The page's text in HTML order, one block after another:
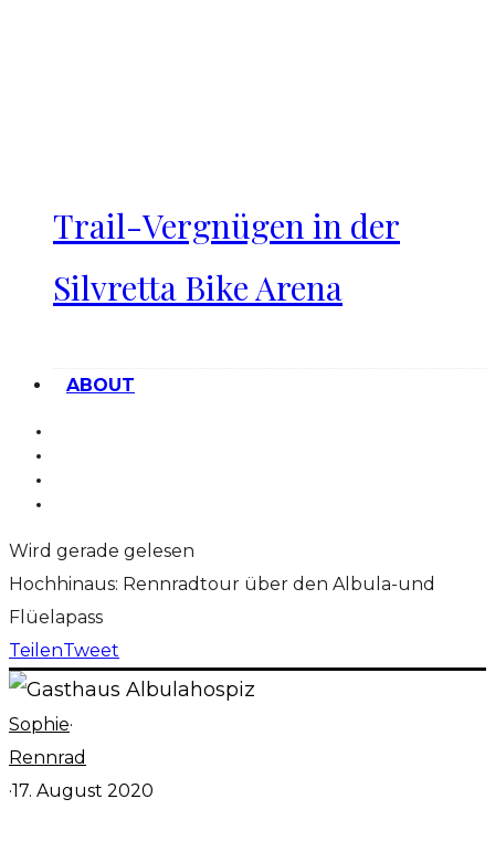
Trail-Vergnügen in der
Silvretta Bike Arena
ABOUT
Wird gerade gelesen
Hochhinaus: Rennradtour über den Albula-und
Flüelapass
TeilenTweet
Sophie·
Rennrad
·17. August 2020